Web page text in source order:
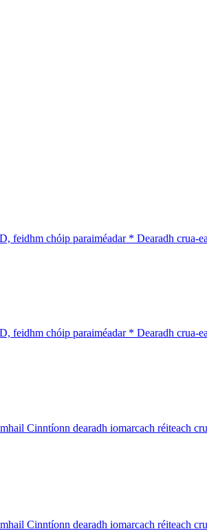
chóip paraiméadar * Dearadh crua-
chóip paraiméadar * Dearadh crua-
Cinntíonn dearadh iomarcach réiteach
Cinntíonn dearadh iomarcach réiteach